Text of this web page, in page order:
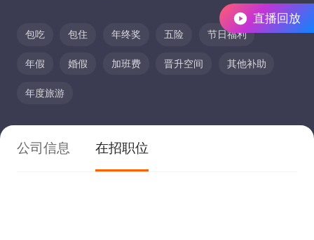
直播回放
包吃 包住 年终奖 五险 节日福利
年假 婚假 加班费 晋升空间 其他补助
年度旅游
公司信息 在招职位